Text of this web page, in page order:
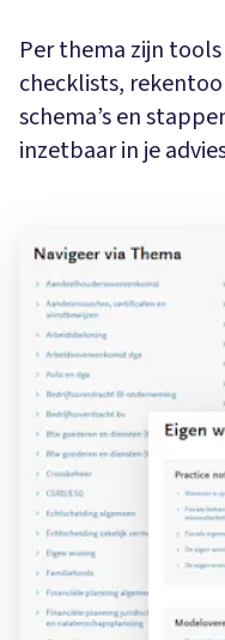
Per thema zijn
checklists,
schema’s en
inzetbaar in je